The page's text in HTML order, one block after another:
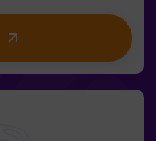
enfrentar cualquier
a
diseñado
Incluye juego de